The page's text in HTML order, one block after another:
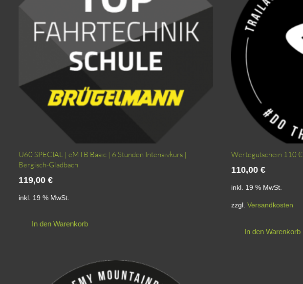
Ü60 SPECIAL | eMTB Basic | 6 Stunden Intensivkurs |
Bergisch-Gladbach
119,00 €
inkl. 19 % MwSt.
In den Warenkorb
Wertegutschein 110 €
110,00 €
inkl. 19 % MwSt.
zzgl. Versandkosten
In den Warenkorb